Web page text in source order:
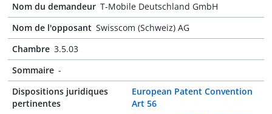
Nom du demandeur T-Mobile Deutschland GmbH
Nom de l'opposant Swisscom (Schweiz) AG
Chambre 3.5.03
Sommaire -
Dispositions juridiques
pertinentes
European Patent Convention
Art 56